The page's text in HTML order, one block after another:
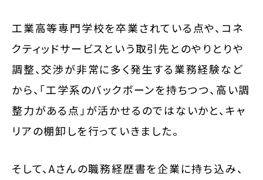
工業高等専門学校を卒業されている点や、コネ
クティッドサービスという取引先とのやりとりや
調整、交渉が非常に多く発生する業務経験など
から、「工学系のバックボーンを持ちつつ、高い調
整力がある点」が活かせるのではないかと、キャ
リアの棚卸しを行っていきました。
そして、Aさんの職務経歴書を企業に持ち込み、